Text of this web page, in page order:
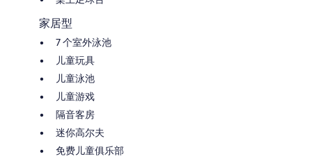
家居型
7 个室外泳池
儿童玩具
儿童泳池
儿童游戏
隔音客房
迷你高尔夫
免费儿童俱乐部